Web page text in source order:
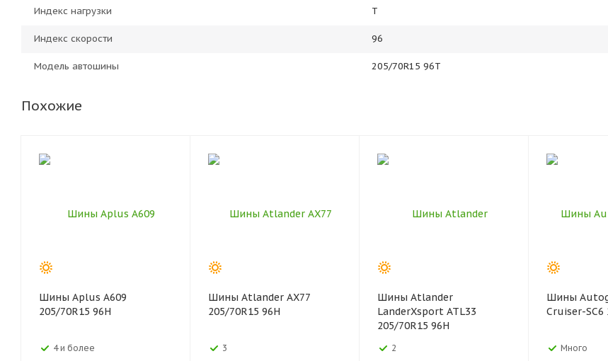
Индекс нагрузки T
Индекс скорости 96
Модель автошины 205/70R15 96T
Похожие
Шины Aplus A609
205/70R15 96H
4 и более
Шины Atlander AX77
205/70R15 96H
3
Шины Atlander
LanderXsport ATL33
205/70R15 96H
2
Шины
Cruiser-SC6
Много